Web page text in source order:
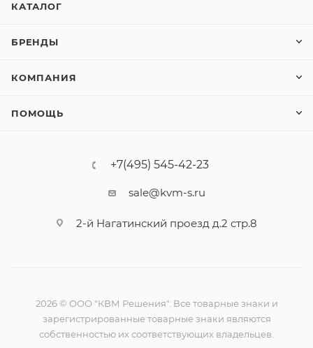
КАТАЛОГ
БРЕНДЫ
КОМПАНИЯ
ПОМОЩЬ
+7(495) 545-42-23
sale@kvm-s.ru
2-й Нагатинский проезд д.2 стр.8
2026 © ООО "КВМ Решения". Все товарные знаки и
зарегистрированные товарные знаки являются
собственностью их соответствующих владельцев.